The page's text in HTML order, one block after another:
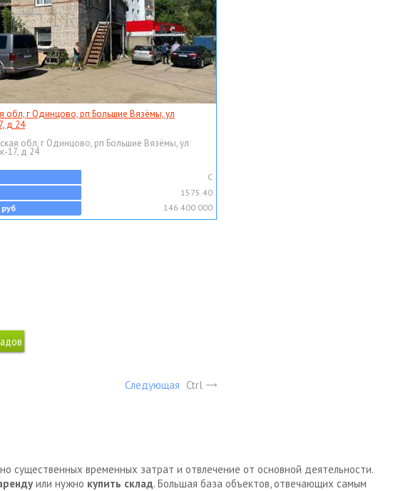
обл, г Одинцово, рп Большие Вязёмы, ул
д 24
обл, г Одинцово, рп Большие Вязёмы, ул
17, д 24
C
1575.40
146 400 000
Следующая Ctrl
существенных временных затрат и отвлечение от основной деятельности.
или нужно купить склад. Большая база объектов, отвечающих самым